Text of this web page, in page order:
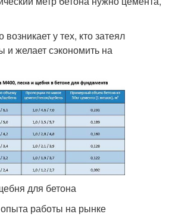
у тех, кто затеял
и желает сэкономить на
для бетона
работы на рынке